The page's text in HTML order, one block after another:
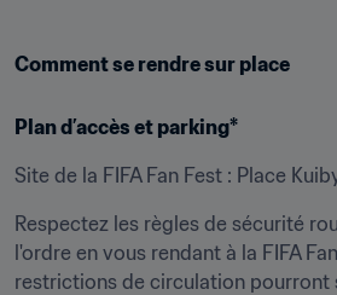
Comment se rendre sur place
Plan d’accès et parking*
Site de la FIFA Fan Fest : Place
Respectez les règles de sécurité
l'ordre en vous rendant à la FIFA
restrictions de circulation pourront